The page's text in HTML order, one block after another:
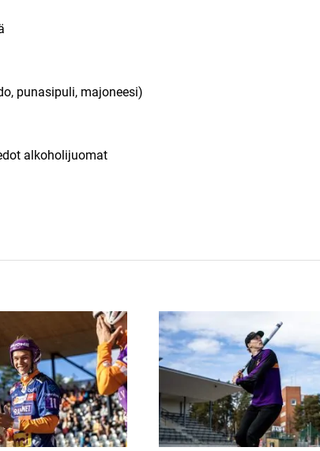
punasipuli, majoneesi)
alkoholijuomat